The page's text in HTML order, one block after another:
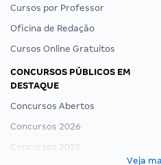
Cursos por Professor
Oficina de Redação
Cursos Online Gratuitos
CONCURSOS PÚBLICOS EM
DESTAQUE
Concursos Abertos
Concursos 2026
Concursos 2025
Veja